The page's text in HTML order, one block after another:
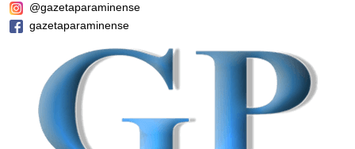
@gazetaparaminense
gazetaparaminense